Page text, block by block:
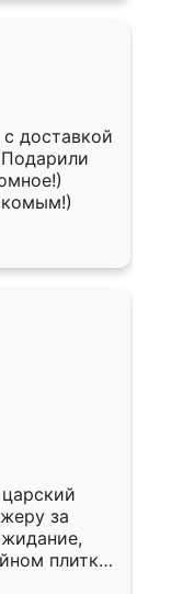
доставкой
за
плитки.